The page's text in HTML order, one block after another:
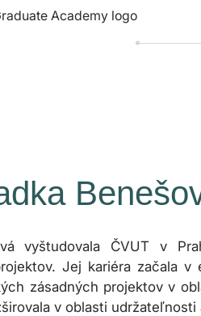
vyštudovala ČVUT v
Jej kariéra začala
zásadných projektov v
v oblasti